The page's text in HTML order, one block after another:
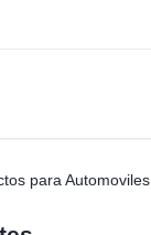
para Automoviles